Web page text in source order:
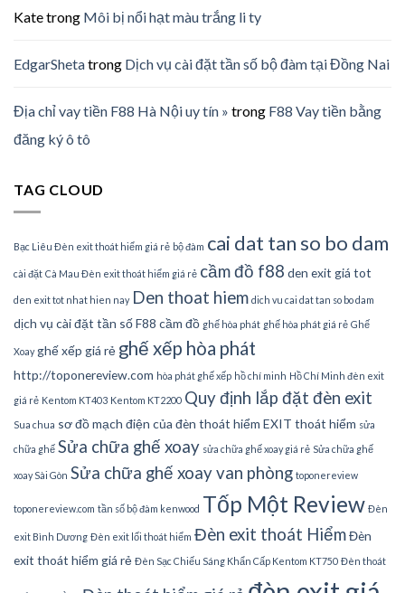
Katetrong Môi bị nổi hạt màu trắng li ty
EdgarShetatrong Dịch vụ cài đặt tần số bộ đàm tại Đồng Nai
Địa chỉ vay tiền F88 Hà Nội uy tín » trong F88 Vay tiền bằng
đăng ký ô tô
TAG CLOUD
Bạc Liêu Đèn exit thoát hiểm giá rẻ bộ đàm cai dat tan so bo dam
cài đặt Cà Mau Đèn exit thoát hiểm giá rẻ cầm đồ f88 den exit giá tot
den exit tot nhat hien nay Den thoat hiem dich vu cai dat tan so bo dam
dịch vụ cài đặt tần sốF88 cầm đồ ghế hòa phát ghế hòa phát giá rẻ Ghế
Xoay ghế xếp giá rẻ ghế xếp hòa phát
http://toponereview.com hòa phát ghế xếp hồ chí minh Hồ Chí Minh đèn exit
giá rẻ Kentom KT403 Kentom KT2200 Quy định lắp đặt đèn exit
Sua chua sơ đồ mạch điện của đèn thoát hiểm EXIT thoát hiểm sửa
chữa ghế Sửa chữa ghế xoay sửa chữa ghế xoay giá rẻ Sửa chữa ghế
xoay Sài Gòn Sửa chữa ghế xoay van phòng toponereview
toponereview.com tần số bộ đàm kenwood Tốp Một Review Đèn
exit Bình Dương Đèn exit lối thoát hiểm Đèn exit thoát HiểmĐèn
exit thoát hiểm giá rẻ Đèn Sạc Chiếu Sáng Khẩn Cấp Kentom KT750 Đèn thoát